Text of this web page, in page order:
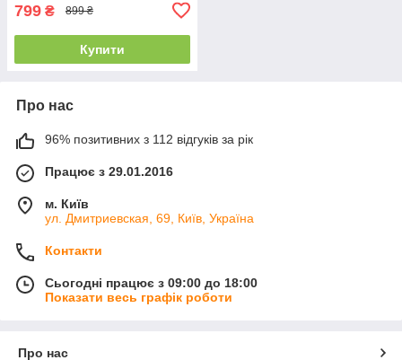
799 ₴ 899 ₴
Купити
Про нас
96% позитивних з 112 відгуків за рік
Працює з 29.01.2016
м. Київ
ул. Дмитриевская, 69, Київ, Україна
Контакти
Сьогодні працює з 09:00 до 18:00
Показати весь графік роботи
Про нас